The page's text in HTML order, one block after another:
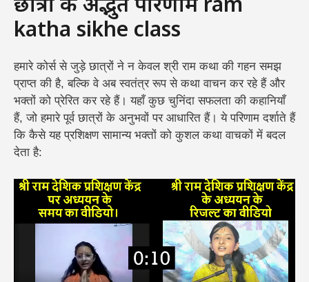
छात्रों के अद्भुत परिणाम ram
katha sikhe class
हमारे कोर्स से जुड़े छात्रों ने न केवल श्री राम कथा की गहन समझ
प्राप्त की है, बल्कि वे अब स्वतंत्र रूप से कथा वाचन कर रहे हैं और
भक्तों को प्रेरित कर रहे हैं। यहाँ कुछ चुनिंदा सफलता की कहानियाँ
हैं, जो हमारे पूर्व छात्रों के अनुभवों पर आधारित हैं। ये परिणाम दर्शाते हैं
कि कैसे यह प्रशिक्षण सामान्य भक्तों को कुशल कथा वाचकों में बदल
देता है: